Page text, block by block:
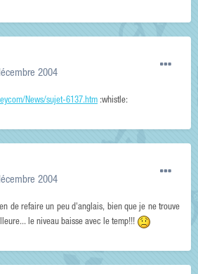
2004
News/sujet-6137.htm :whistle:
2004
de refaire un peu d'anglais, bien que je ne trouve
le niveau baisse avec le temp!!!